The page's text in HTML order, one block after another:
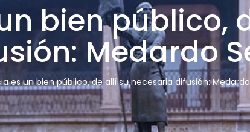
bien público,
Medardo
es un bien público, de allí su necesaria difusión: